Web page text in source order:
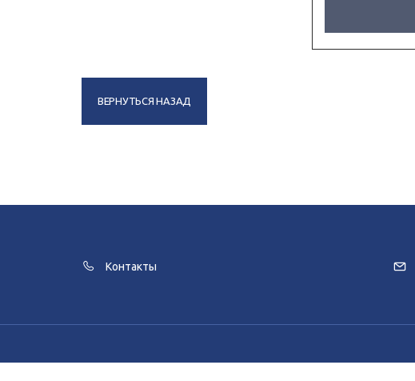
ВЕРНУТЬСЯ НАЗАД
Контакты